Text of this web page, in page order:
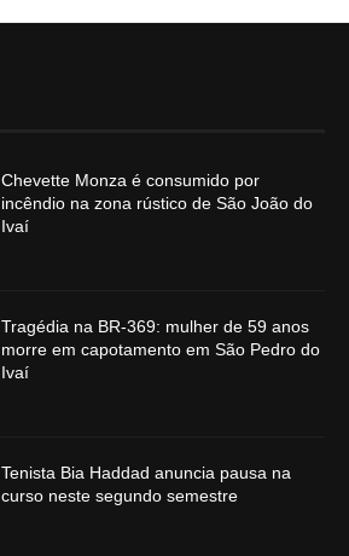
Chevette Monza é consumido por
incêndio na zona rústico de São João do
Ivaí
Tragédia na BR-369: mulher de 59 anos
morre em capotamento em São Pedro do
Ivaí
Tenista Bia Haddad anuncia pausa na
curso neste segundo semestre